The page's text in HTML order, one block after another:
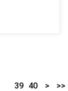
39 40 > >>